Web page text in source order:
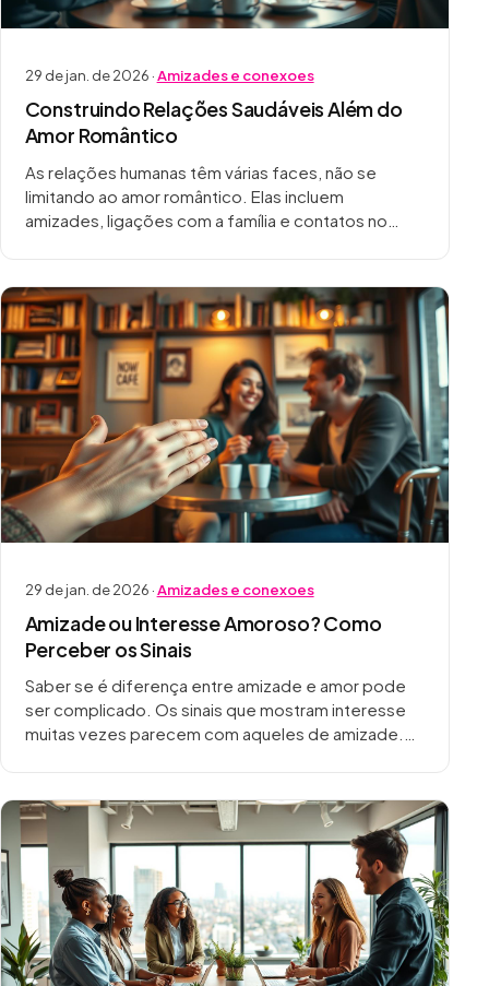
29 de jan. de 2026 ·Amizades e conexoes
Construindo Relações Saudáveis Além do
Amor Romântico
As relações humanas têm várias faces, não se
limitando ao amor romântico. Elas incluem
amizades, ligações com a família e contatos no
29 de jan. de 2026 ·Amizades e conexoes
Amizade ou Interesse Amoroso? Como
Perceber os Sinais
Saber se é diferença entre amizade e amor pode
ser complicado. Os sinais que mostram interesse
muitas vezes parecem com aqueles de amizade.